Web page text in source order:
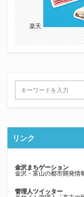
楽天
リンク
金沢まちゲーション
金沢・富山の都市開発情
管理人ツイッター